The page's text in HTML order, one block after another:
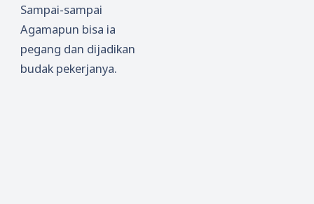
Sampai-sampai
Agamapun bisa ia
pegang dan dijadikan
budak pekerjanya.